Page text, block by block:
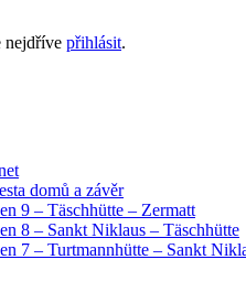
nejdříve přihlásit.
domů a závěr
9 – Täschhütte – Zermatt
8 – Sankt Niklaus – Täschhütte
7 – Turtmannhütte – Sankt